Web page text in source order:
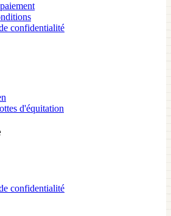
confidentialité
d'équitation
confidentialité